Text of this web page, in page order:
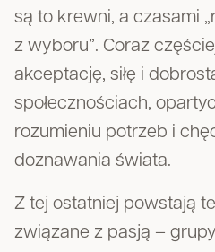
są to krewni, a czasami
z wyboru”. Coraz
akceptację, siłę i
społecznościach,
rozumieniu potrzeb i
doznawania świata.
Z tej ostatniej powstają
związane z pasją –